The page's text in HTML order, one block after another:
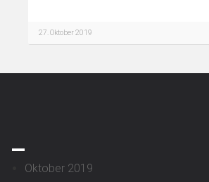
27. Oktober 2019
_
Oktober 2019